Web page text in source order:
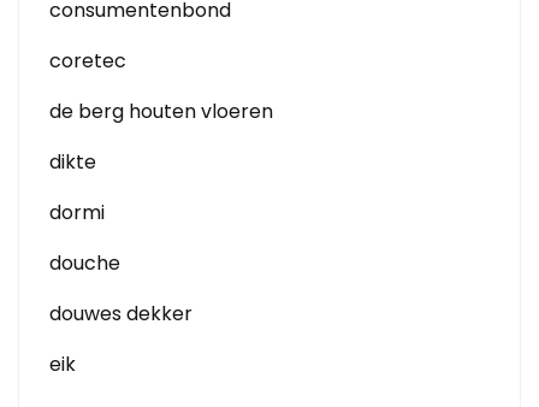
consumentenbond
coretec
de berg houten vloeren
dikte
dormi
douche
douwes dekker
eik